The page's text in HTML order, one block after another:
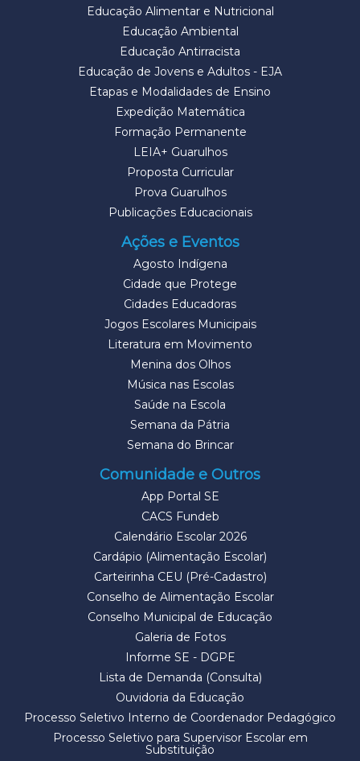
Educação Alimentar e Nutricional
Educação Ambiental
Educação Antirracista
Educação de Jovens e Adultos - EJA
Etapas e Modalidades de Ensino
Expedição Matemática
Formação Permanente
LEIA+ Guarulhos
Proposta Curricular
Prova Guarulhos
Publicações Educacionais
Ações e Eventos
Agosto Indígena
Cidade que Protege
Cidades Educadoras
Jogos Escolares Municipais
Literatura em Movimento
Menina dos Olhos
Música nas Escolas
Saúde na Escola
Semana da Pátria
Semana do Brincar
Comunidade e Outros
App Portal SE
CACS Fundeb
Calendário Escolar 2026
Cardápio (Alimentação Escolar)
Carteirinha CEU (Pré-Cadastro)
Conselho de Alimentação Escolar
Conselho Municipal de Educação
Galeria de Fotos
Informe SE - DGPE
Lista de Demanda (Consulta)
Ouvidoria da Educação
Processo Seletivo Interno de Coordenador Pedagógico
Processo Seletivo para Supervisor Escolar em
Substituição